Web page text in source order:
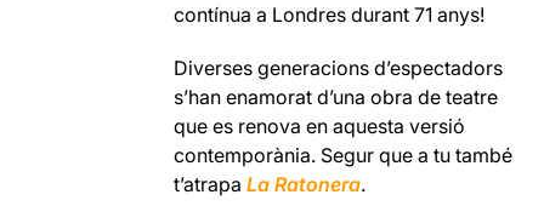
contínua a Londres durant 71 anys!
Diverses generacions d’espectadors
s’han enamorat d’una obra de teatre
que es renova en aquesta versió
contemporània. Segur que a tu també
t’atrapaLa Ratonera.